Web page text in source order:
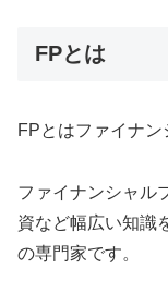
FPとは
FPとはファイナン
ファイナンシャル
資など幅広い知識
の専門家です。